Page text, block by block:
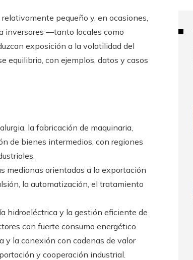
pequeño y, en ocasiones,
inversores —tanto locales como
exposición a la volatilidad del
equilibrio, con ejemplos, datos y casos
la fabricación de maquinaria,
de bienes intermedios, con regiones
medianas orientadas a la exportación
la automatización, el tratamiento
hidroeléctrica y la gestión eficiente de
con fuerte consumo energético.
y la conexión con cadenas de valor
y cooperación industrial.